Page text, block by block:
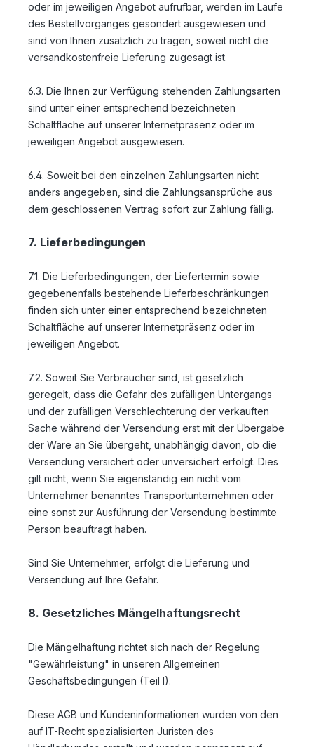
oder im jeweiligen Angebot aufrufbar, werden im Laufe
des Bestellvorganges gesondert ausgewiesen und
sind von Ihnen zusätzlich zu tragen, soweit nicht die
versandkostenfreie Lieferung zugesagt ist.
6.3. Die Ihnen zur Verfügung stehenden Zahlungsarten
sind unter einer entsprechend bezeichneten
Schaltfläche auf unserer Internetpräsenz oder im
jeweiligen Angebot ausgewiesen.
6.4. Soweit bei den einzelnen Zahlungsarten nicht
anders angegeben, sind die Zahlungsansprüche aus
dem geschlossenen Vertrag sofort zur Zahlung fällig.
7. Lieferbedingungen
7.1. Die Lieferbedingungen, der Liefertermin sowie
gegebenenfalls bestehende Lieferbeschränkungen
finden sich unter einer entsprechend bezeichneten
Schaltfläche auf unserer Internetpräsenz oder im
jeweiligen Angebot.
7.2. Soweit Sie Verbraucher sind, ist gesetzlich
geregelt, dass die Gefahr des zufälligen Untergangs
und der zufälligen Verschlechterung der verkauften
Sache während der Versendung erst mit der Übergabe
der Ware an Sie übergeht, unabhängig davon, ob die
Versendung versichert oder unversichert erfolgt. Dies
gilt nicht, wenn Sie eigenständig ein nicht vom
Unternehmer benanntes Transportunternehmen oder
eine sonst zur Ausführung der Versendung bestimmte
Person beauftragt haben.
Sind Sie Unternehmer, erfolgt die Lieferung und
Versendung auf Ihre Gefahr.
8. Gesetzliches Mängelhaftungsrecht
Die Mängelhaftung richtet sich nach der Regelung
"Gewährleistung" in unseren Allgemeinen
Geschäftsbedingungen (Teil I).
Diese AGB und Kundeninformationen wurden von den
auf IT-Recht spezialisierten Juristen des